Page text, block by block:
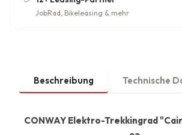
JobRad, Bikeleasing & mehr
Beschreibung Technische
CONWAY Elektro-Trekkingrad